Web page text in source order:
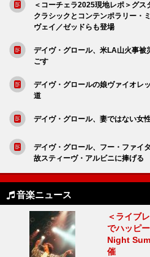
＜コーチェラ2025現地レポ＞グス
クラシックとコンテンポラリー
ヴェイ／ゼッドらも登場
デイヴ・グロール、米LA山火事被
ごす
デイヴ・グロールの娘ヴァイオレ
道
デイヴ・グロール、妻ではない女
デイヴ・グロール、フー・ファイ
故スティーヴ・アルビニに捧げる
音楽ニュース
＜ライブ
でハッピ
Night
催